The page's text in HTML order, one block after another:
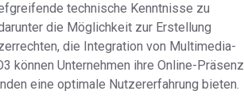
technische Kenntnisse zu
die Möglichkeit zur Erstellung
die Integration von Multimedia-
können Unternehmen ihre Online-Präsenz
eine optimale Nutzererfahrung bieten.